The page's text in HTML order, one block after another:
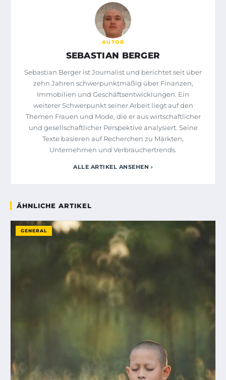
AUTOR
SEBASTIAN BERGER
Sebastian Berger ist Journalist und berichtet seit über
zehn Jahren schwerpunktmäßig über Finanzen,
Immobilien und Geschäftsentwicklungen. Ein
weiterer Schwerpunkt seiner Arbeit liegt auf den
Themen Frauen und Mode, die er aus wirtschaftlicher
und gesellschaftlicher Perspektive analysiert. Seine
Texte basieren auf Recherchen zu Märkten,
Unternehmen und Verbrauchertrends.
ALLE ARTIKEL ANSEHEN ›
ÄHNLICHE ARTIKEL
GENERAL